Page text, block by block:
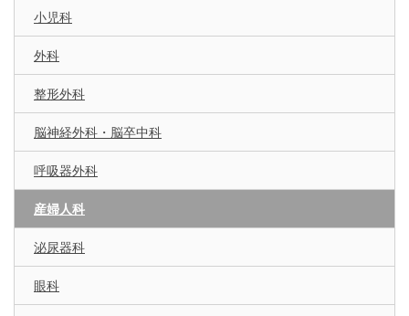
小児科
外科
整形外科
脳神経外科・脳卒中科
呼吸器外科
産婦人科
泌尿器科
眼科